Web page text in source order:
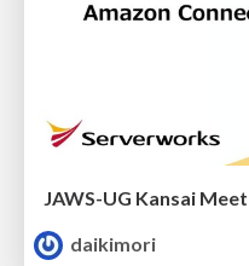
daikimori